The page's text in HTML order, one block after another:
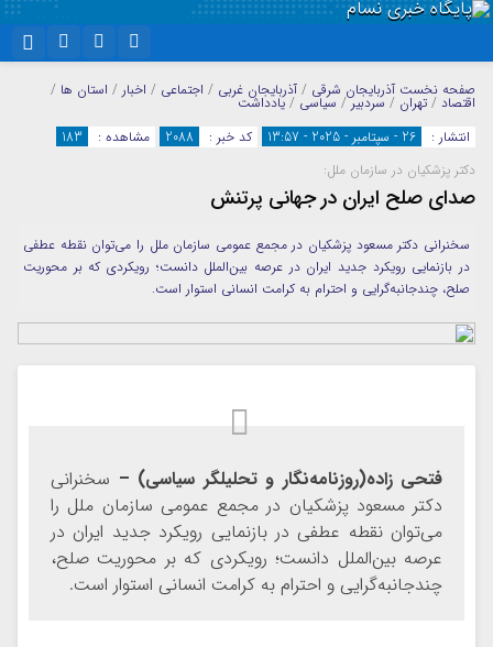
اینستاگرام
تلگرام
سروش
ایتا
آپارات
نام کاربری یا نشانی ایمیل
رمز عبور
مرا به خاطر بسپار
صفحه نخست آذربایجان شرقی / آذربایجان غربی / اجتماعی / اخبار / استان ها /
اقتصاد / تهران / سردبیر/ سیاسی /یادداشت
انتشار :
26 - سپتامبر - 2025 - 13:57 کد خبر : 2088 مشاهده :
183
دکتر پزشکیان در سازمان ملل:
صدای صلح ایران در جهانی پرتنش
سخنرانی دکتر مسعود پزشکیان در مجمع عمومی سازمان ملل را می‌توان نقطه عطفی
در بازنمایی رویکرد جدید ایران در عرصه بین‌الملل دانست؛ رویکردی که بر محوریت
صلح، چندجانبه‌گرایی و احترام به کرامت انسانی استوار است.
فتحی زاده(روزنامه‌نگار و تحلیلگر سیاسی) – سخنرانی
دکتر مسعود پزشکیان در مجمع عمومی سازمان ملل را
می‌توان نقطه عطفی در بازنمایی رویکرد جدید ایران در
عرصه بین‌الملل دانست؛ رویکردی که بر محوریت صلح،
چندجانبه‌گرایی و احترام به کرامت انسانی استوار است.